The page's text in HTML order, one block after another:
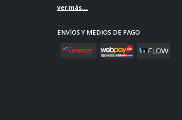
ver más...
ENVÍOS Y MEDIOS DE PAGO